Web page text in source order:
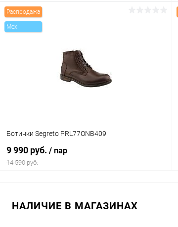
Распродажа
Mex
Ботинки Segreto PRL77ONB409
9 990 руб. / пар
14 590 руб.
НАЛИЧИЕ В МАГАЗИНАХ